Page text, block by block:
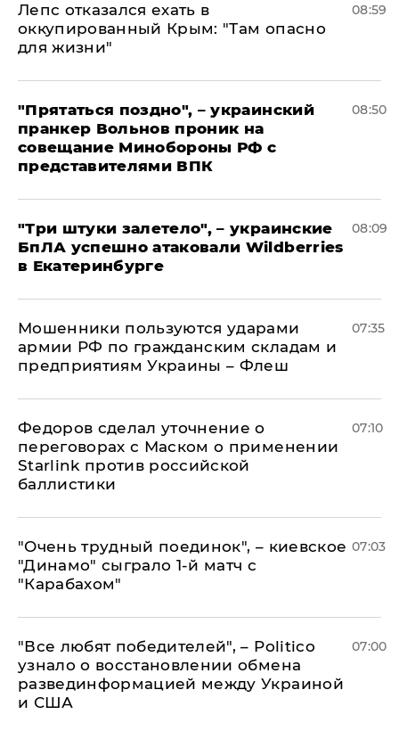
Лепс отказался ехать в
оккупированный Крым: "Там опасно
для жизни"
08:59
"Прятаться поздно", – украинский
пранкер Вольнов проник на
совещание Минобороны РФ с
представителями ВПК
08:50
"Три штуки залетело", – украинские
БпЛА успешно атаковали Wildberries
в Екатеринбурге
08:09
Мошенники пользуются ударами
армии РФ по гражданским складам и
предприятиям Украины – Флеш
07:35
Федоров сделал уточнение о
переговорах с Маском о применении
Starlink против российской
баллистики
07:10
"Очень трудный поединок", – киевское
"Динамо" сыграло 1-й матч с
"Карабахом"
07:03
​"Все любят победителей", – Politico
узнало о восстановлении обмена
развединформацией между Украиной
и США
07:00